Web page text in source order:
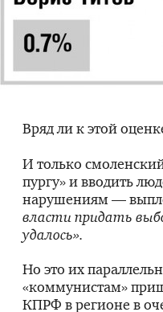
Вряд ли к этой
И только
пургу» и вводить
нарушениям —
власти придать
удалось».
Но это их
«коммунистам»
КПРФ в регионе в